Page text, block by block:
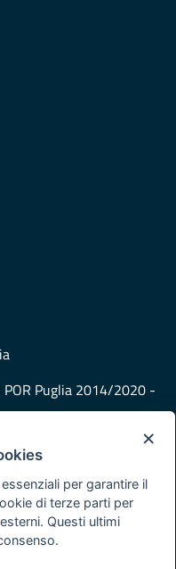
Puglia 2014/2020 -
×
per garantire il
di terze parti per
Questi ultimi